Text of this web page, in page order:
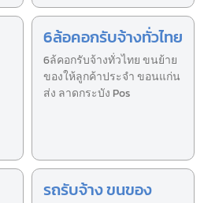
6ล้อคอกรับจ้างทั่วไทย
6ล้คอกรับจ้างทั่วไทย ขนย้าย
ของให้ลูกค้าประจำ ขอนแก่น
ส่ง ลาดกระบัง Pos
รถรับจ้าง ขนของ